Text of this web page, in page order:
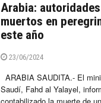
Arabia:
muertos en
este año
23/06/2024
ARABIA SAUDITA.- El
Saudí, Fahd al Yalayel,